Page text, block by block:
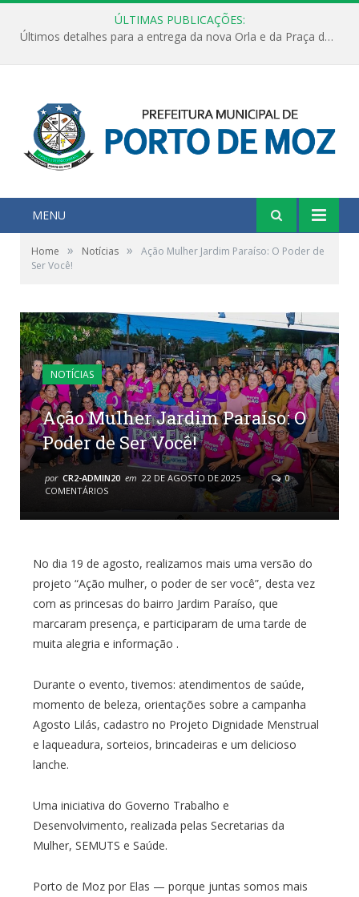
ÚLTIMAS PUBLICAÇÕES:
Últimos detalhes para a entrega da nova Orla e da Praça do Praião
MENU
Home » Notícias »
Ação Mulher Jardim Paraíso: O Poder de
Ser Você!
NOTÍCIAS
Ação Mulher Jardim Paraíso: O
Poder de Ser Você!
por CR2-ADMIN20 em 22 DE AGOSTO DE 2025
0
COMENTÁRIOS
No dia 19 de agosto, realizamos mais uma versão do
projeto “Ação mulher, o poder de ser você”, desta vez
com as princesas do bairro Jardim Paraíso, que
marcaram presença, e participaram de uma tarde de
muita alegria e informação .
Durante o evento, tivemos: atendimentos de saúde,
momento de beleza, orientações sobre a campanha
Agosto Lilás, cadastro no Projeto Dignidade Menstrual
e laqueadura, sorteios, brincadeiras e um delicioso
lanche.
Uma iniciativa do Governo Trabalho e
Desenvolvimento, realizada pelas Secretarias da
Mulher, SEMUTS e Saúde.
Porto de Moz por Elas — porque juntas somos mais